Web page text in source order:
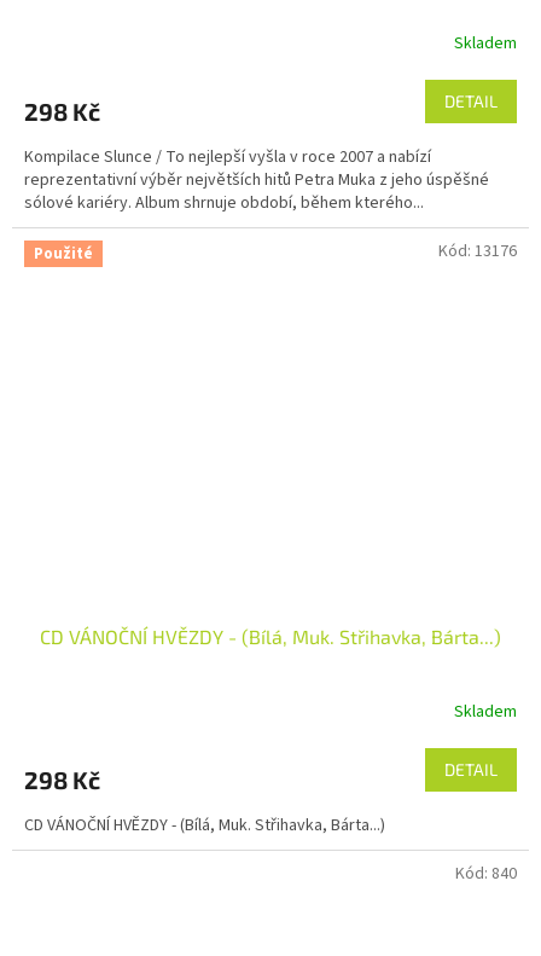
Skladem
298 Kč DETAIL
Kompilace Slunce / To nejlepší vyšla v roce 2007 a nabízí
reprezentativní výběr největších hitů Petra Muka z jeho úspěšné
sólové kariéry. Album shrnuje období, během kterého...
Použité
CD VÁNOČNÍ HVĚZDY - (Bílá, Muk. Střihavka, Bárta...)
Skladem
298 Kč DETAIL
CD VÁNOČNÍ HVĚZDY - (Bílá, Muk. Střihavka, Bárta...)
Kód: 13176
Kód: 840